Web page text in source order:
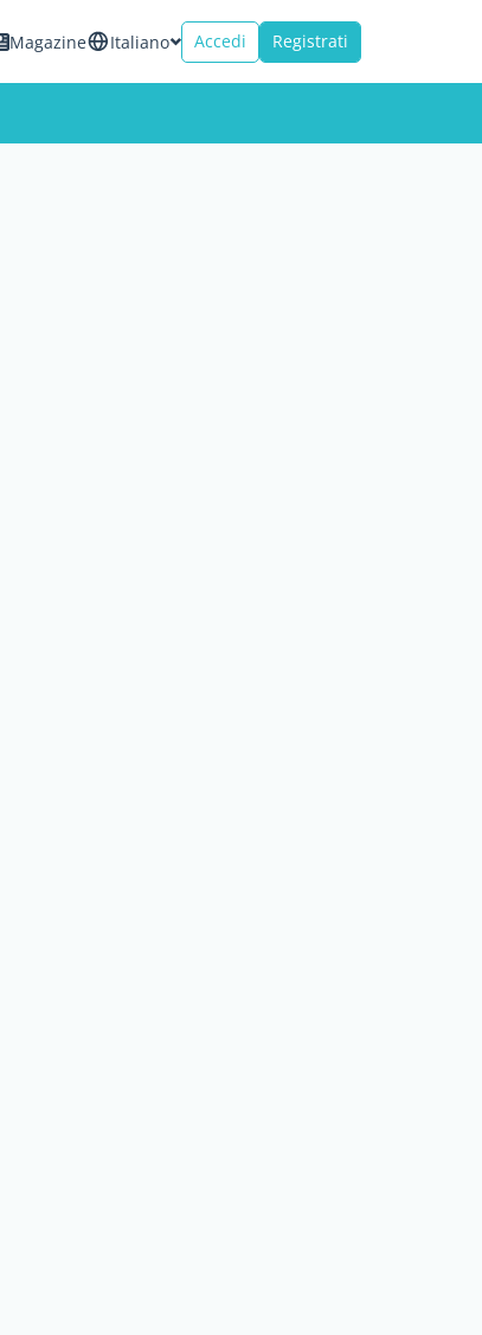
Magazine Italiano Accedi Registrati